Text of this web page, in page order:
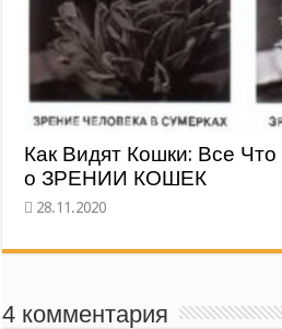
Как Видят Кошки: Все
о ЗРЕНИИ КОШЕК
4 комментария